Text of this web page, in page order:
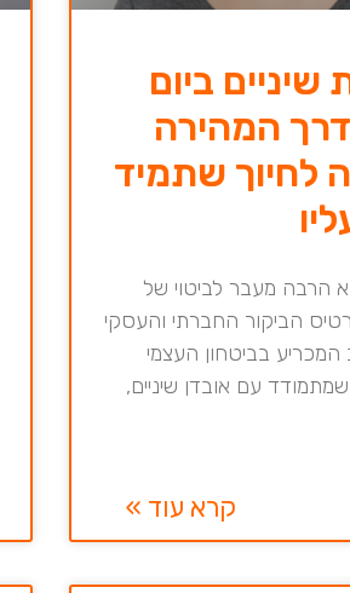
ביום
המהירה
לחיוך שתמיד
הרבה מעבר לביטוי של
הביקור החברתי והעסקי
המכריע בביטחון העצמי
עם אובדן שיניים,
קרא עוד »